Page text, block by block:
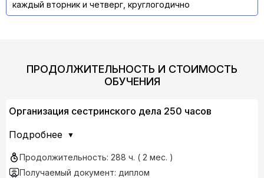
каждый вторник и четверг, круглогодично
ПРОДОЛЖИТЕЛЬНОСТЬ И СТОИМОСТЬ
ОБУЧЕНИЯ
Организация сестринского дела 250 часов
Подробнее
Продолжительность: 288 ч. ( 2 мес. )
Получаемый документ: диплом